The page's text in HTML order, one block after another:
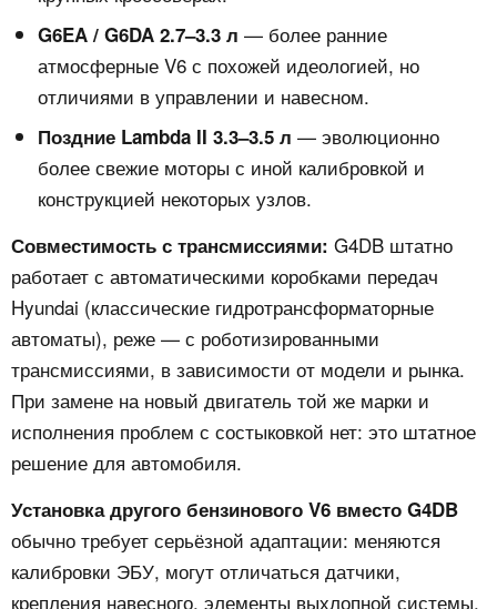
G6EA / G6DA 2.7–3.3 л — более ранние
атмосферные V6 с похожей идеологией, но
отличиями в управлении и навесном.
Поздние Lambda II 3.3–3.5 л — эволюционно
более свежие моторы с иной калибровкой и
конструкцией некоторых узлов.
Совместимость с трансмиссиями: G4DB штатно
работает с автоматическими коробками передач
Hyundai (классические гидротрансформаторные
автоматы), реже — с роботизированными
трансмиссиями, в зависимости от модели и рынка.
При замене на новый двигатель той же марки и
исполнения проблем с состыковкой нет: это штатное
решение для автомобиля.
Установка другого бензинового V6 вместо G4DB
обычно требует серьёзной адаптации: меняются
калибровки ЭБУ, могут отличаться датчики,
крепления навесного, элементы выхлопной системы.